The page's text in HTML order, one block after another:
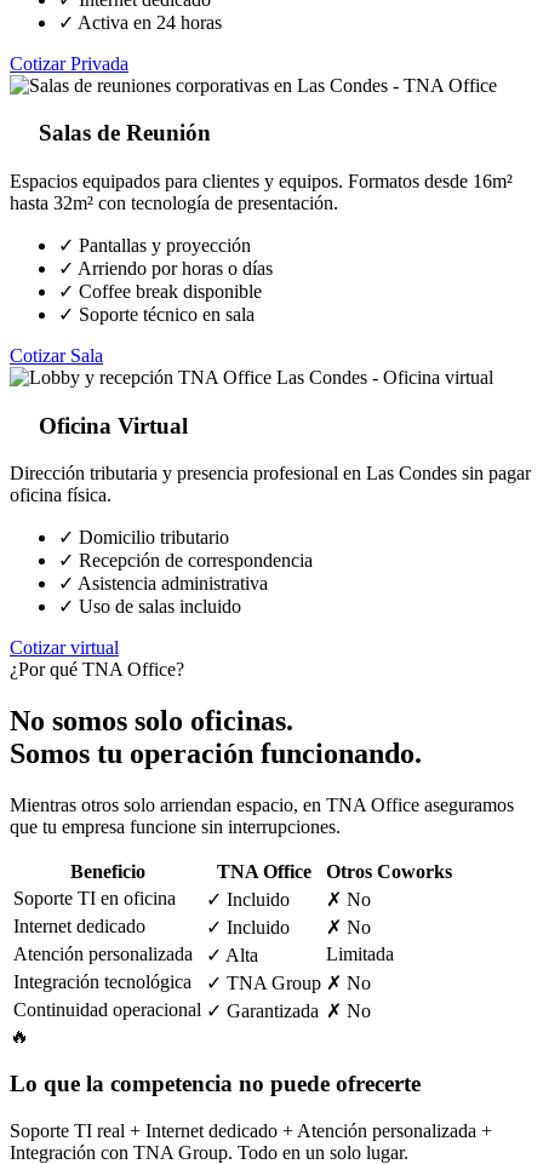
✓ Activa en 24 horas
Cotizar Privada
Salas de Reunión
Espacios equipados para clientes y equipos. Formatos desde 16m²
hasta 32m² con tecnología de presentación.
✓ Pantallas y proyección
✓ Arriendo por horas o días
✓ Coffee break disponible
✓ Soporte técnico en sala
Cotizar Sala
Oficina Virtual
Dirección tributaria y presencia profesional en Las Condes sin pagar
oficina física.
✓ Domicilio tributario
✓ Recepción de correspondencia
✓ Asistencia administrativa
✓ Uso de salas incluido
Cotizar virtual
¿Por qué TNA Office?
No somos solo oficinas.
Somos tu operación funcionando.
Mientras otros solo arriendan espacio, en TNA Office aseguramos
que tu empresa funcione sin interrupciones.
Beneficio TNA Office
Otros Coworks
Soporte TI en oficina
✓ Incluido
✗ No
Internet dedicado
✓ Incluido
✗ No
Atención personalizada
✓ Alta
Limitada
Integración tecnológica
✓ TNA Group ✗ No
Continuidad operacional ✓ Garantizada ✗ No
🔥
Lo que la competencia no puede ofrecerte
Soporte TI real + Internet dedicado + Atención personalizada +
Integración con TNA Group. Todo en un solo lugar.